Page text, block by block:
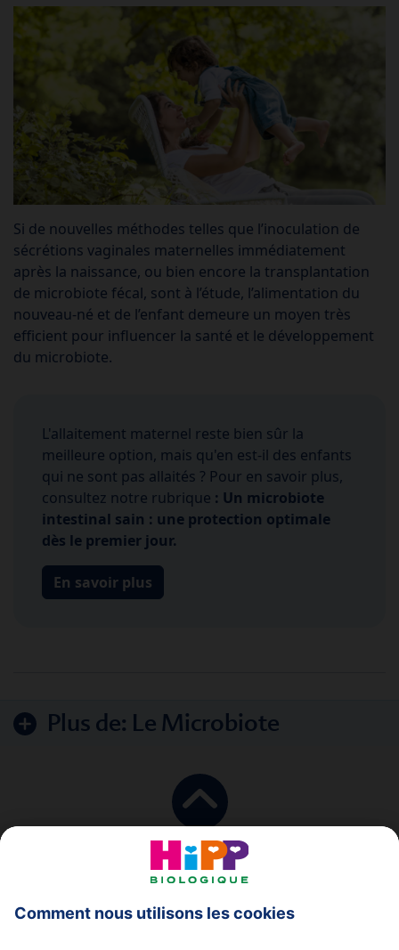
Si de nouvelles méthodes telles que l’inoculation de
sécrétions vaginales maternelles immédiatement
après la naissance, ou bien encore la transplantation
de microbiote fécal, sont à l’étude, l’alimentation du
nouveau-né et de l’enfant demeure un moyen très
efficient pour influencer la santé et le développement
du microbiote.
L'allaitement maternel reste bien sûr la
meilleure option, mais qu'en est-il des enfants
qui ne sont pas allaités ? Pour en savoir plus,
consultez notre rubrique : Un microbiote
intestinal sain : une protection optimale
dès le premier jour.
En savoir plus
Plus de: Le Microbiote
en haut